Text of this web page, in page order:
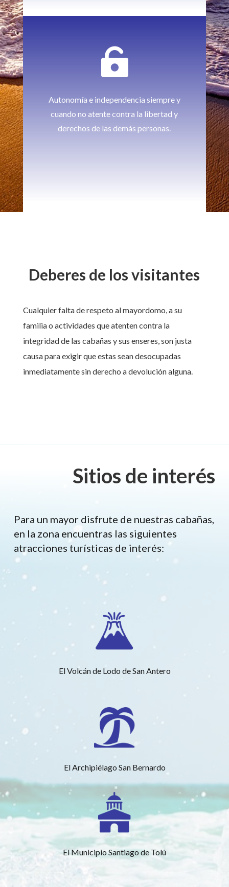

Autonomía e independencia siempre y
cuando no atente contra la libertad y
derechos de las demás personas.
Deberes de los visitantes
Cualquier falta de respeto al mayordomo, a su
familia o actividades que atenten contra la
integridad de las cabañas y sus enseres, son justa
causa para exigir que estas sean desocupadas
inmediatamente sin derecho a devolución alguna.
Sitios de interés
Para un mayor disfrute de nuestras cabañas,
en la zona encuentras las siguientes
atracciones turísticas de interés:
El Volcán de Lodo de San Antero
El Archipiélago San Bernardo
El Municipio Santiago de Tolú